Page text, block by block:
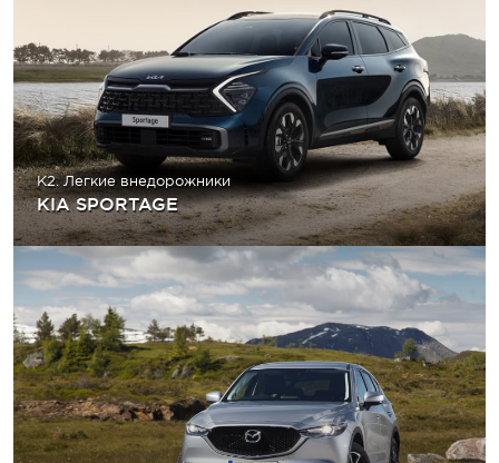
K2. Легкие внедорожники
KIA SPORTAGE